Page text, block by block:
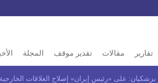
تقارير مقالات تقدير موقف المجلة
على «رئيس إيران» إصلاح العلاقات الخارجية..